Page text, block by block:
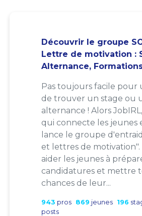
Découvrir le groupe
Lettre de motivation :
Alternance,
Pas toujours facile pour
de trouver un stage ou
alternance ! Alors
qui connecte les jeunes
lance le groupe
et lettres de motivation".
aider les jeunes à
candidatures et mettre
chances de leur...
943 pros 869 jeunes 196
posts